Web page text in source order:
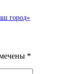
город»
*